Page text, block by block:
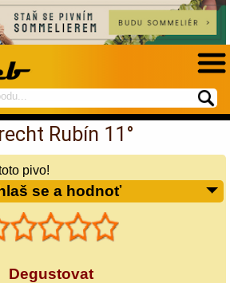
Rubín 11°
pivo!
se a hodnoť
Degustovat